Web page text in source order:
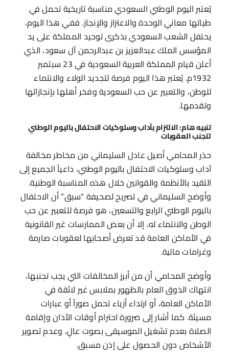
يُعتبر اليوم الوطني السعودي مناسبة تاريخية تحمل في
طياتها معاني الوحدة والاعتزاز والإنجاز. ففي هذا اليوم،
يحتفل الشعب السعودي بذكرى توحيد المملكة على يد
المؤسس الملك عبدالعزيز بن عبدالرحمن آل سعود، الذي
أعلن قيام المملكة العربية السعودية في 23 سبتمبر
1932م. يُعتبر هذا اليوم فرصة لتجديد الولاء والانتماء
للوطن، والتعبير عن حب السعودية وفخر أهلها بإنجازاتها
وتقدمها.
تنبيه هام: الالتزام بآداب وسلوكيات الاحتفال باليوم الوطني
لتجنب العقوبات
حذر المحامي أصيل عادل السليماني من مخاطر مخالفة
آداب وسلوكيات الاحتفال باليوم الوطني، داعياً الجميع إلى
التقيد بالأنظمة والقوانين خلال هذه المناسبة الوطنية.
وأوضح السليماني في تصريح لصحيفة “سبق” أن الاحتفال
باليوم الوطني الرابع والتسعين، هو فرصة للتعبير عن حب
الوطن والانتماء له، إلا أن بعض الممارسات غير القانونية
في الأماكن العامة قد تعرض أصحابها لعقوبات صارمة
وغرامات مالية.
وأوضح المحامي أن من أبرز المخالفات التي يجب تجنبها،
انتهاك الذوق العام بالظهور بملابس غير لائقة في
الأماكن العامة، أو ارتداء أزياء تحمل صوراً أو عبارات
مسيئة. كما أشار إلى ضرورة احترام أوقات الأذان وإقامة
الصلاة بعدم تشغيل الموسيقى بصوت عالٍ، وعدم تصوير
الأشخاص دون الحصول على إذن مسبق.